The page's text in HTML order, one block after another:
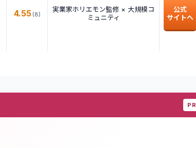
4.55 (8)
実業家ホリエモン監修 × 大規模コ
ミュニティ
公式
サイトへ
PR